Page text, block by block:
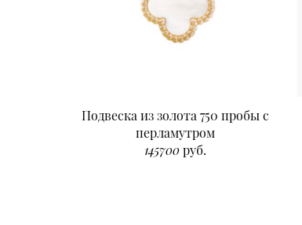
Подвеска из золота 750 пробы с
перламутром
145700руб.